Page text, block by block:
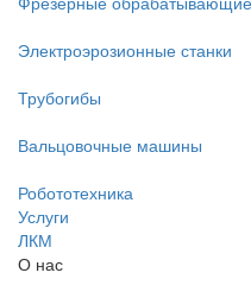
Электроэрозионные станки
Трубогибы
Вальцовочные машины
Робототехника
Услуги
ЛКМ
О нас